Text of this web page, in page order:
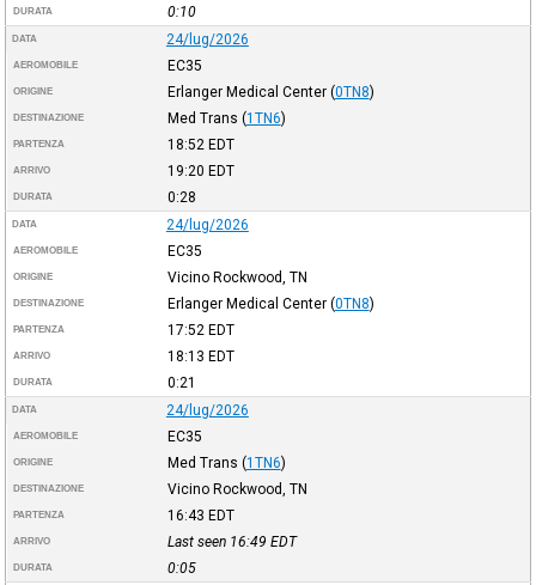
DURATA 0:10
DATA 24/lug/2026
AEROMOBILE EC35
ORIGINE Erlanger Medical Center (0TN8)
DESTINAZIONE Med Trans (1TN6)
PARTENZA 18:52 EDT
ARRIVO 19:20 EDT
DURATA 0:28
DATA 24/lug/2026
AEROMOBILE EC35
ORIGINE Vicino Rockwood, TN
DESTINAZIONE Erlanger Medical Center (0TN8)
PARTENZA 17:52 EDT
ARRIVO 18:13 EDT
DURATA 0:21
DATA 24/lug/2026
AEROMOBILE EC35
ORIGINE Med Trans (1TN6)
DESTINAZIONE Vicino Rockwood, TN
PARTENZA 16:43 EDT
ARRIVO Last seen 16:49 EDT
DURATA 0:05